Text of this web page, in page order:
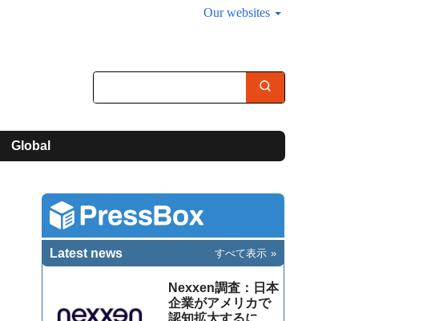
Our websites
Global
Latest news すべて表示
Nexxen調査：日本
企業がアメリカで
認知拡大するに